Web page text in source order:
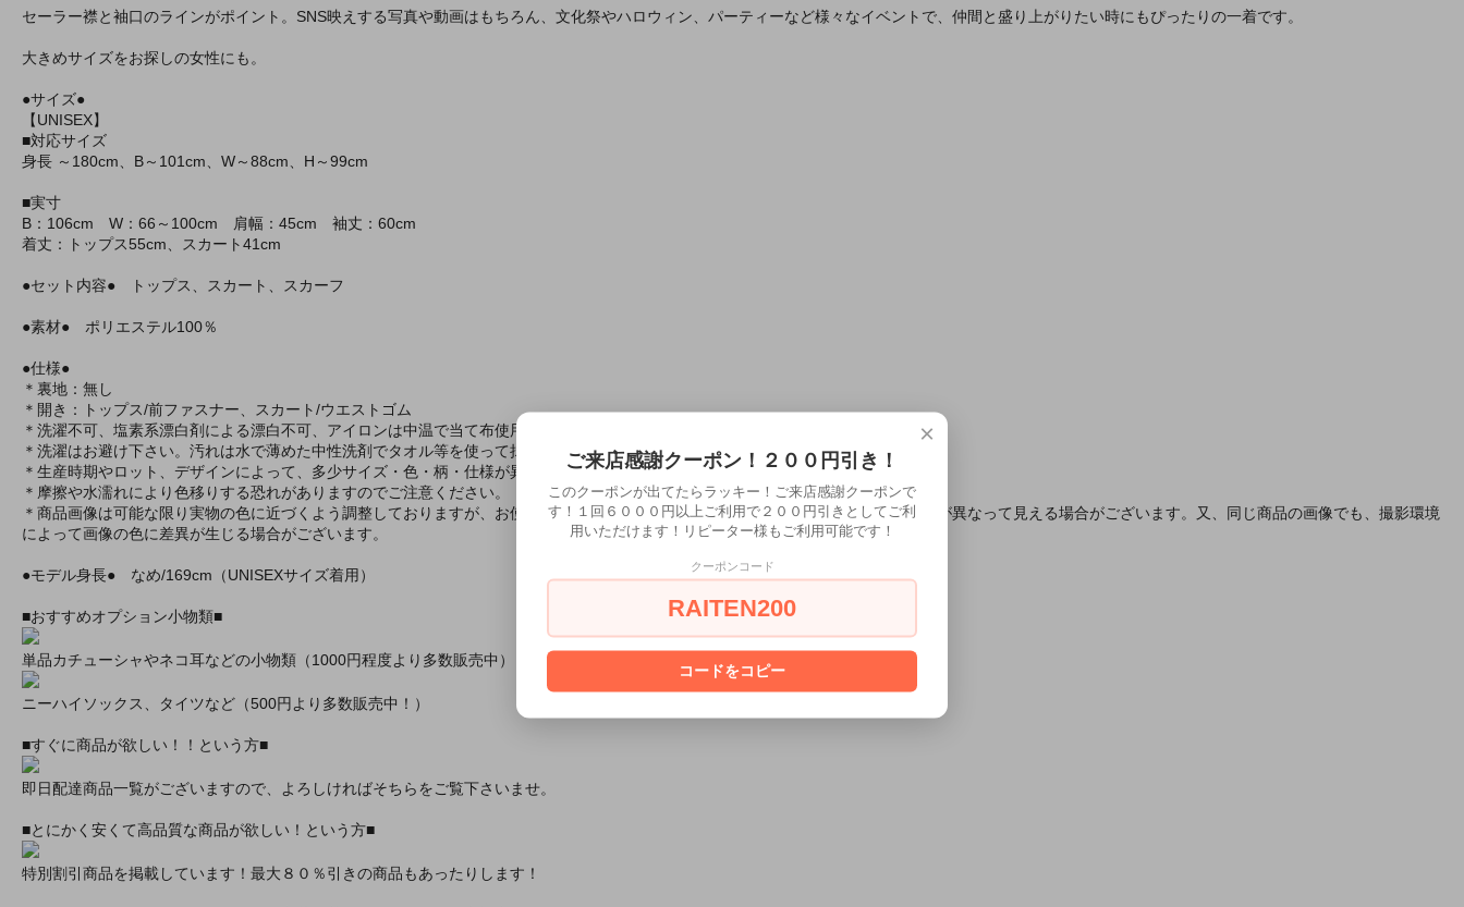
セーラー襟と袖口のラインがポイント。SNS映えする写真や動画はもちろん、文化祭やハロウィン、パーティーなど様々なイベントで、仲間と盛り上がりたい時にもぴったりの一着です。
大きめサイズをお探しの女性にも。
●サイズ●
【UNISEX】
■対応サイズ
身長 ～180cm、B～101cm、W～88cm、H～99cm
■実寸
B：106cm W：66～100cm 肩幅：45cm 袖丈：60cm
着丈：トップス55cm、スカート41cm
●セット内容● トップス、スカート、スカーフ
●素材● ポリエステル100％
●仕様●
＊裏地：無し
＊開き：トップス/前ファスナー、スカート/ウエストゴム
＊洗濯不可、塩素系漂白剤による漂白不可、アイロンは中温で当て布使用、ドライクリーニング不可
＊洗濯はお避け下さい。汚れは水で薄めた中性洗剤でタオル等を使って拭き取って下さい。アイロンは、当て布使用して下さい。
＊生産時期やロット、デザインによって、多少サイズ・色・柄・仕様が異なる場合があります。
＊摩擦や水濡れにより色移りする恐れがありますのでご注意ください。
＊商品画像は可能な限り実物の色に近づくよう調整しておりますが、お使いのモニター設定、お部屋の照明等により実際の商品と色味が異なって見える場合がございます。又、同じ商品の画像でも、撮影環境
によって画像の色に差異が生じる場合がございます。
●モデル身長● なめ/169cm（UNISEXサイズ着用）
■おすすめオプション小物類■
単品カチューシャやネコ耳などの小物類（1000円程度より多数販売中）
ニーハイソックス、タイツなど（500円より多数販売中！）
■すぐに商品が欲しい！！という方■
即日配達商品一覧がございますので、よろしければそちらをご覧下さいませ。
■とにかく安くて高品質な商品が欲しい！という方■
特別割引商品を掲載しています！最大８０％引きの商品もあったりします！
×
ご来店感謝クーポン！２００円引き！
このクーポンが出てたらラッキー！ご来店感謝クーポンで
す！１回６０００円以上ご利用で２００円引きとしてご利
用いただけます！リピーター様もご利用可能です！
クーポンコード
RAITEN200
コードをコピー